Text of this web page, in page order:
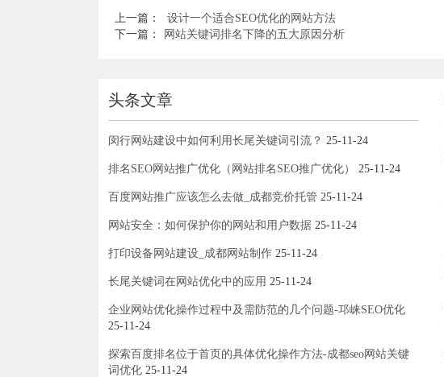
上一篇：
设计一个适合SEO优化的网站方法
下一篇：
网站关键词排名下降的五大原因分析
头条文章
闵行网站建设中如何利用长尾关键词引流？ 25-11-24
排名SEO网站推广优化（网站排名SEO推广优化） 25-11-24
百度网站推广应该怎么去做_成都竞价托管 25-11-24
网站安全：如何保护你的网站和用户数据 25-11-24
打印设备网站建设_成都网站制作 25-11-24
长尾关键词在网站优化中的应用 25-11-24
企业网站优化操作过程中及需防范的几个问题-邛崃SEO优化
25-11-24
探索百度排名位于首页的具体优化操作方法-成都seo网站关键
词优化 25-11-24